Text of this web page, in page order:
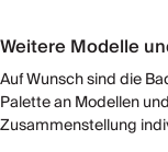
Weitere Modelle
Auf Wunsch sind die
Palette an Modellen
Zusammenstellung